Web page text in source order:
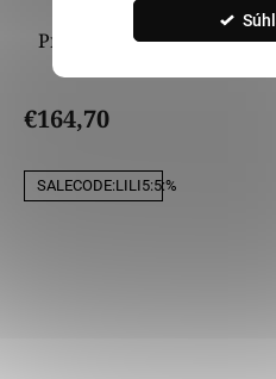
Prívesok s farebným a
€164,70
SALECODE:LILI5:5:%